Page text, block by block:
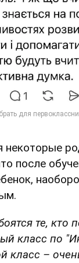
некоторые
после
те, кто
класс по
класс –